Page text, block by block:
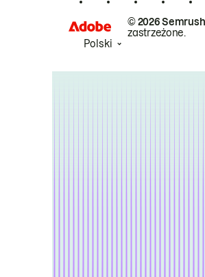
© 2026
zastrzeżone.
Polski